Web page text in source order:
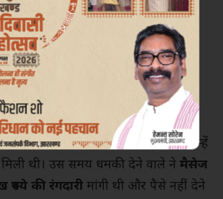
मौजूद हैं, लेकिन उन्हें पूरी सुरक्षा मुहैया
कोई पहला मौका नहीं है जब मंत्री संजय
हो। इससे पहलेदिसंबर 2024में भी उन्हें
थी। उस समय धमकी देने वाले ने मैसेज
की रंगदारी मांगी थी और पैसे नहीं देने